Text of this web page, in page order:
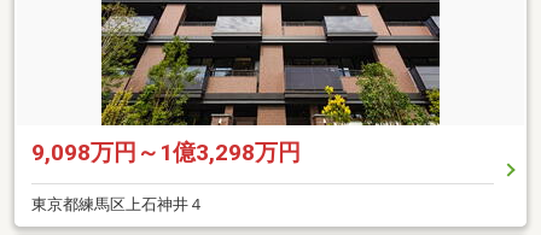
9,098万円～1億3,298万円
東京都練馬区上石神井４